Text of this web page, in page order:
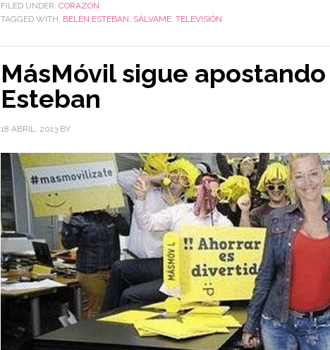
FILED UNDER: CORAZÓN
TAGGED WITH: BELÉN ESTEBAN, SÁLVAME, TELEVISIÓN
MásMóvil sigue
Esteban
18 ABRIL, 2013 BY